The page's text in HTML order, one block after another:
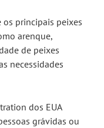
os principais peixes
arenque,
de peixes
necessidades
dos EUA
grávidas ou